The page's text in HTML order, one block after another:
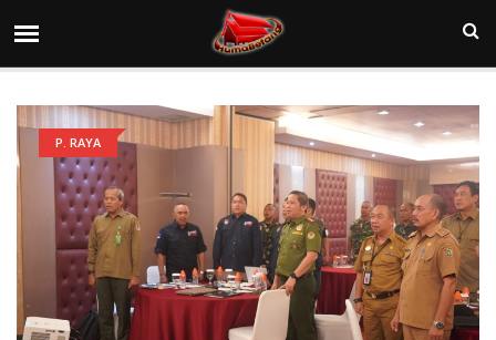
P. RAYA